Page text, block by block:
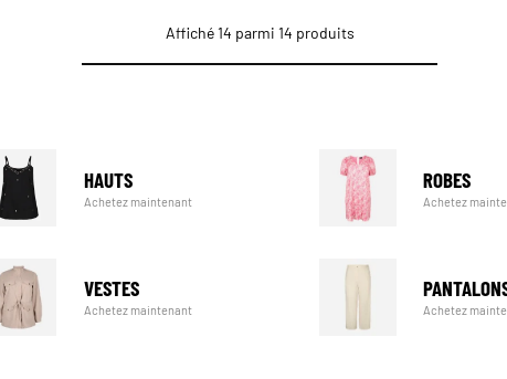
Affiché 14 parmi 14 produits
HAUTS
Achetez maintenant
ROBES
Achetez
VESTES
Achetez maintenant Achetez